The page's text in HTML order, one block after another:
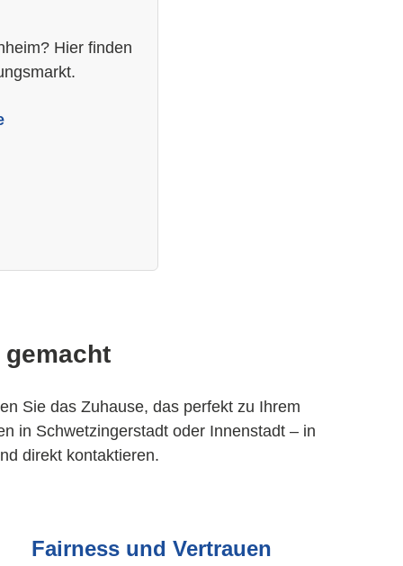
Hier finden
Sie das Zuhause, das perfekt zu Ihrem
in Schwetzingerstadt oder Innenstadt – in
direkt kontaktieren.
Fairness und Vertrauen